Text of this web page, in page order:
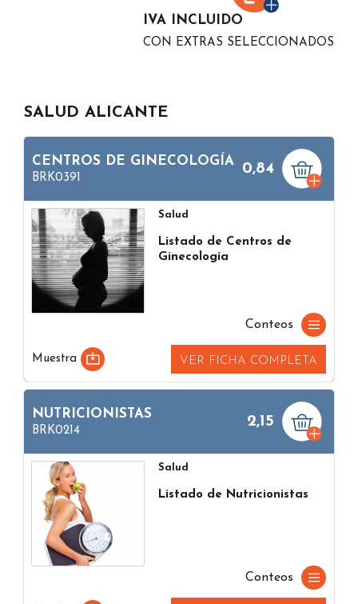
IVA INCLUIDO
CON EXTRAS SELECCIONADOS
SALUD ALICANTE
CENTROS DE GINECOLOGÍA
BRK0391
0,84
Salud
Listado de Centros de
Ginecología
Conteos
Muestra VER FICHA COMPLETA
NUTRICIONISTAS
BRK0214
2,15
Salud
Listado de Nutricionistas
Conteos